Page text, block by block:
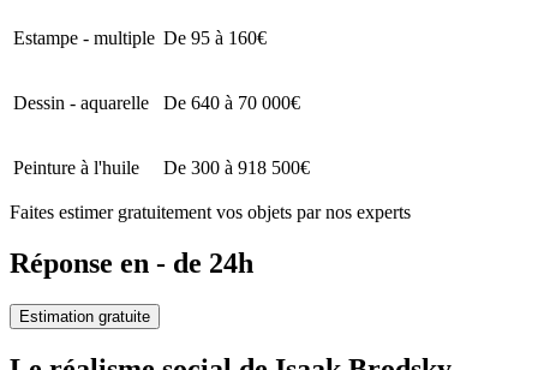
Estampe - multiple De 95 à 160€
Dessin - aquarelle De 640 à 70 000€
Peinture à l'huile De 300 à 918 500€
Faites estimer gratuitement vos objets par nos experts
Réponse en - de 24h
Estimation gratuite